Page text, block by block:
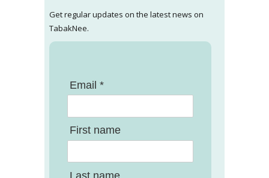
Get regular updates on the latest news on
TabakNee.
Email *
First name
Last name